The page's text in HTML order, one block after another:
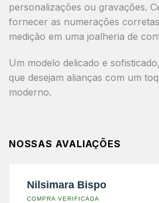
personalizações ou gravações.
fornecer as numerações
medição em uma joalheria de
Um modelo delicado e
que desejam alianças com um
moderno.
NOSSAS AVALIAÇÕES
Nilsimara Bispo
COMPRA VERIFICADA